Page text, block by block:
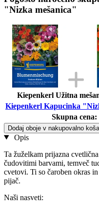
"Nizka mešanica"
Kiepenkerl Užitna
Kiepenkerl Kapucinka
Skupna cena:
Dodaj oboje v nakupovalno
Opis
Ta žuželkam prijazna
čudovitimi barvami, temveč
cvetovi. Ti so čaroben okras
pijač.
Naši nasveti: